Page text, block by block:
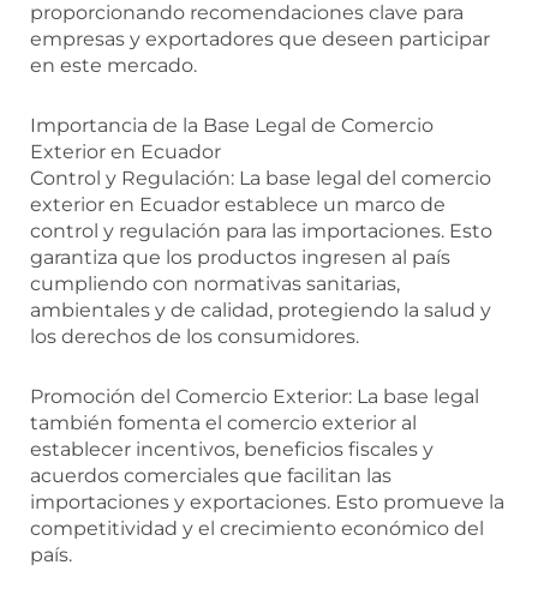
proporcionando recomendaciones clave para
empresas y exportadores que deseen participar
en este mercado.
Importancia de la Base Legal de Comercio
Exterior en Ecuador
Control y Regulación: La base legal del comercio
exterior en Ecuador establece un marco de
control y regulación para las importaciones. Esto
garantiza que los productos ingresen al país
cumpliendo con normativas sanitarias,
ambientales y de calidad, protegiendo la salud y
los derechos de los consumidores.
Promoción del Comercio Exterior: La base legal
también fomenta el comercio exterior al
establecer incentivos, beneficios fiscales y
acuerdos comerciales que facilitan las
importaciones y exportaciones. Esto promueve la
competitividad y el crecimiento económico del
país.